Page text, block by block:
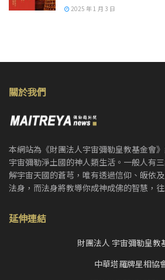
2025 年 1 月 3 日
關於我們
本網站為《財團法人宇宙彌勒皇教基金會
宇宙彌勒淨土國的神人類生活。一般人有
解宇宙天國的蒼芎，唯有透過信仰、皈依
法身，而法身將教導你成神成佛的智慧，
延伸連結
財團法人 宇宙彌勒皇教
中華塔羅牌星相協